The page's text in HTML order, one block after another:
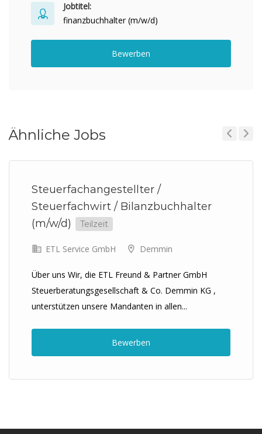
Jobtitel:
finanzbuchhalter (m/w/d)
Bewerben
Ähnliche Jobs
Steuerfachangestellter /
Steuerfachwirt / Bilanzbuchhalter
(m/w/d)
Teilzeit
ETL Service GmbH Demmin
Über uns Wir, die ETL Freund & Partner GmbH
Steuerberatungsgesellschaft & Co. Demmin KG ,
unterstützen unsere Mandanten in allen...
Bewerben